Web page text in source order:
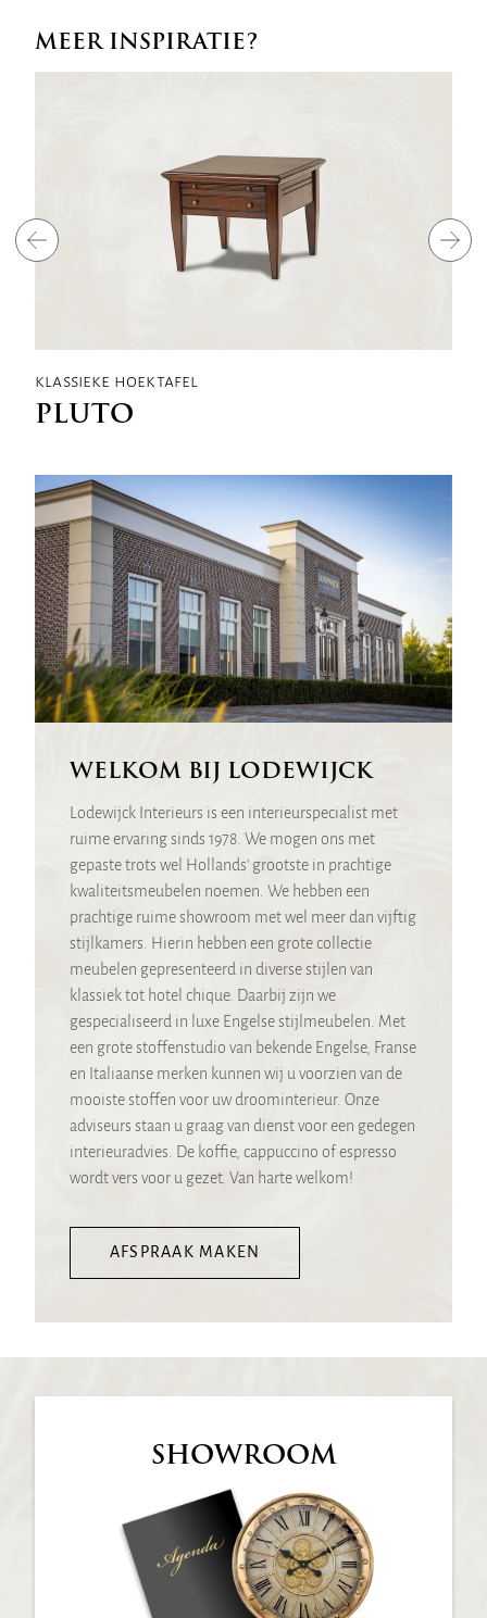
MEER INSPIRATIE?
klassieke hoektafel
PLUTO
WELKOM BIJ LODEWIJCK
Lodewijck Interieurs is een interieurspecialist met
ruime ervaring sinds 1978. We mogen ons met
gepaste trots wel Hollands' grootste in prachtige
kwaliteitsmeubelen noemen. We hebben een
prachtige ruime showroom met wel meer dan vijftig
stijlkamers. Hierin hebben een grote collectie
meubelen gepresenteerd in diverse stijlen van
klassiek tot hotel chique. Daarbij zijn we
gespecialiseerd in luxe Engelse stijlmeubelen. Met
een grote stoffenstudio van bekende Engelse, Franse
en Italiaanse merken kunnen wij u voorzien van de
mooiste stoffen voor uw droominterieur. Onze
adviseurs staan u graag van dienst voor een gedegen
interieuradvies. De koffie, cappuccino of espresso
wordt vers voor u gezet. Van harte welkom!
AFSPRAAK MAKEN
SHOWROOM